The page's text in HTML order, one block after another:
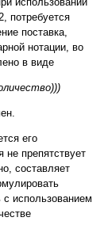
потребуется
поставка,
нотации, во
в виде
его
препятствует
составляет
использованием